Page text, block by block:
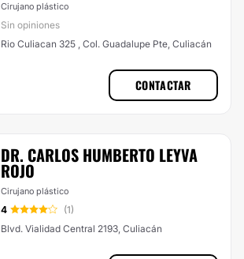
Cirujano plástico
Sin opiniones
Rio Culiacan 325 , Col. Guadalupe Pte, Culiacán
CONTACTAR
DR. CARLOS HUMBERTO LEYVA
ROJO
Cirujano plástico
4
(1)
Blvd. Vialidad Central 2193, Culiacán